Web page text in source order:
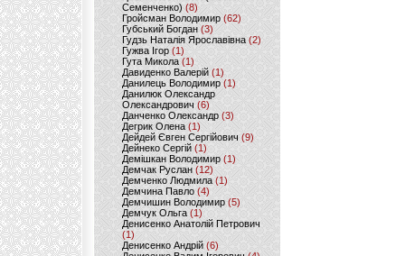
Семенченко)(8)
Гройсман Володимир(62)
Губський Богдан (3)
Гудзь Наталія Ярославівна(2)
Гужва Ігор (1)
Гута Микола (1)
Давиденко Валерій (1)
Данилець Володимир(1)
Данилюк Олександр
Олександрович (6)
Данченко Олександр (3)
Дегрик Олена(1)
Дейдей Євген Сергійович(9)
Дейнеко Сергій (1)
Демішкан Володимир(1)
Демчак Руслан (12)
Демченко Людмила (1)
Демчина Павло (4)
Демчишин Володимир (5)
Демчук Ольга(1)
Денисенко Анатолій Петрович
(1)
Денисенко Андрій (6)